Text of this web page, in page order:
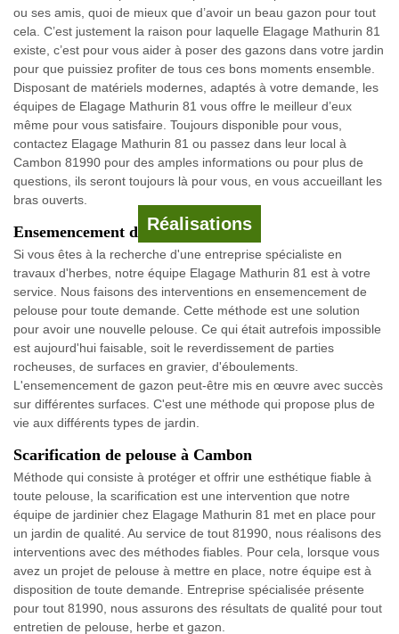
Réalisations
ou ses amis, quoi de mieux que d’avoir un beau gazon pour tout
cela. C’est justement la raison pour laquelle Elagage Mathurin 81
existe, c’est pour vous aider à poser des gazons dans votre jardin
pour que puissiez profiter de tous ces bons moments ensemble.
Disposant de matériels modernes, adaptés à votre demande, les
équipes de Elagage Mathurin 81 vous offre le meilleur d’eux
même pour vous satisfaire. Toujours disponible pour vous,
contactez Elagage Mathurin 81 ou passez dans leur local à
Cambon 81990 pour des amples informations ou pour plus de
questions, ils seront toujours là pour vous, en vous accueillant les
bras ouverts.
Ensemencement de gazon 81990
Si vous êtes à la recherche d'une entreprise spécialiste en
travaux d'herbes, notre équipe Elagage Mathurin 81 est à votre
service. Nous faisons des interventions en ensemencement de
pelouse pour toute demande. Cette méthode est une solution
pour avoir une nouvelle pelouse. Ce qui était autrefois impossible
est aujourd'hui faisable, soit le reverdissement de parties
rocheuses, de surfaces en gravier, d'éboulements.
L'ensemencement de gazon peut-être mis en œuvre avec succès
sur différentes surfaces. C'est une méthode qui propose plus de
vie aux différents types de jardin.
Scarification de pelouse à Cambon
Méthode qui consiste à protéger et offrir une esthétique fiable à
toute pelouse, la scarification est une intervention que notre
équipe de jardinier chez Elagage Mathurin 81 met en place pour
un jardin de qualité. Au service de tout 81990, nous réalisons des
interventions avec des méthodes fiables. Pour cela, lorsque vous
avez un projet de pelouse à mettre en place, notre équipe est à
disposition de toute demande. Entreprise spécialisée présente
pour tout 81990, nous assurons des résultats de qualité pour tout
entretien de pelouse, herbe et gazon.